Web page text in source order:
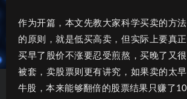
作为开篇，本文先教大家科学买卖的方
的原则，就是低买高卖，但实际上要真正
买早了股价不涨要忍受煎熬，买晚了又
被套，卖股票则更有讲究，如果卖的太
牛股，本来能够翻倍的股票结果只赚了